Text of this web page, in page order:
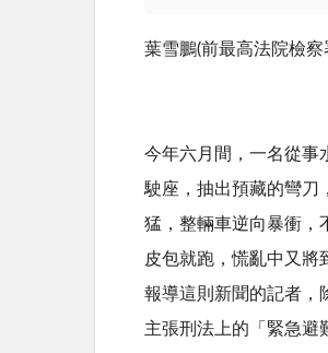
葉雪鵬(前最高法院檢
今年六月間，一名從事
駛座，抽出預藏的彎刀
猛，整輛車逆向暴衝，
皮包就跑，慌亂中又將
報導這則新聞的記者，
主張刑法上的「緊急避